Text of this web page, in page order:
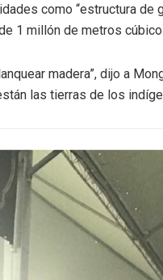
como “estructura de
1 millón de metros
madera”, dijo a
las tierras de los